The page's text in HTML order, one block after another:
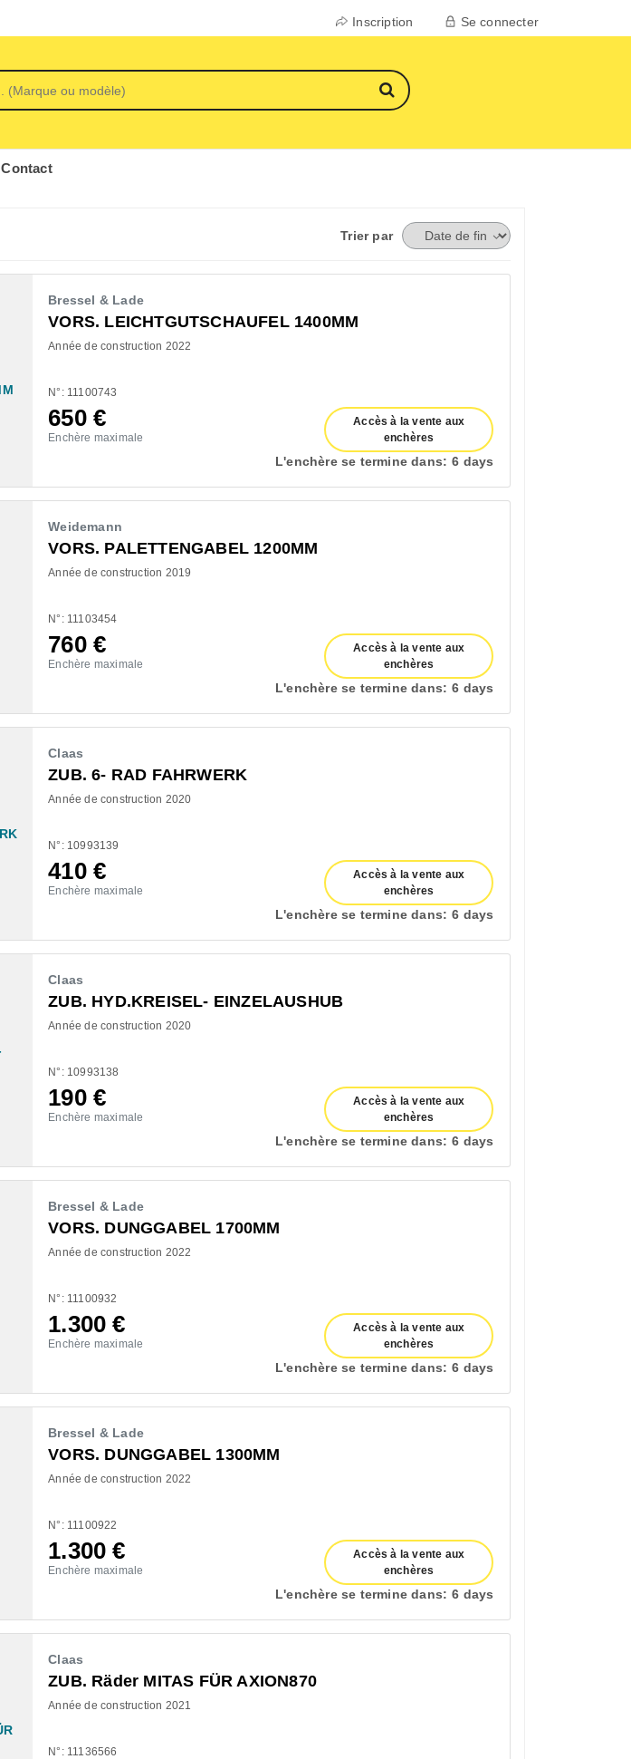
Inscription Se connecter
Contact
Trier par
Bressel & Lade
VORS. LEICHTGUTSCHAUFEL 1400MM
Année de construction 2022
N°: 11100743
650 €
Enchère maximale
Accès à la vente aux
enchères
L'enchère se termine dans: 6 days
Weidemann
VORS. PALETTENGABEL 1200MM
Année de construction 2019
N°: 11103454
760 €
Enchère maximale
Accès à la vente aux
enchères
L'enchère se termine dans: 6 days
Claas
ZUB. 6- RAD FAHRWERK
Année de construction 2020
N°: 10993139
410 €
Enchère maximale
Accès à la vente aux
enchères
L'enchère se termine dans: 6 days
Claas
ZUB. HYD.KREISEL- EINZELAUSHUB
Année de construction 2020
N°: 10993138
190 €
Enchère maximale
Accès à la vente aux
enchères
L'enchère se termine dans: 6 days
Bressel & Lade
VORS. DUNGGABEL 1700MM
Année de construction 2022
N°: 11100932
1.300€
Enchère maximale
Accès à la vente aux
enchères
L'enchère se termine dans: 6 days
Bressel & Lade
VORS. DUNGGABEL 1300MM
Année de construction 2022
N°: 11100922
1.300€
Enchère maximale
Accès à la vente aux
enchères
L'enchère se termine dans: 6 days
Claas
ZUB. Räder MITAS FÜR AXION870
Année de construction 2021
N°: 11136566